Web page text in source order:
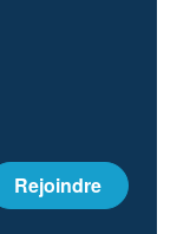
Rejoindre